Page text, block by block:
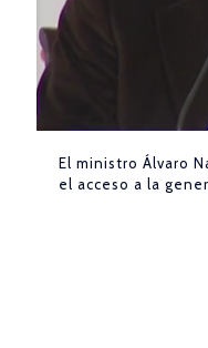
El ministro Álvaro
el acceso a la